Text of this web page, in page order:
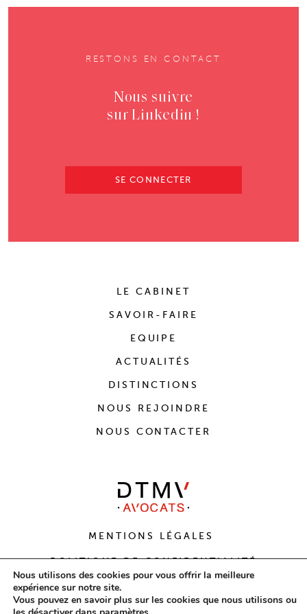
RESTONS EN CONTACT
Nous suivre
sur Linkedin !
SE CONNECTER
LE CABINET
SAVOIR-FAIRE
EQUIPE
ACTUALITÉS
DISTINCTIONS
NOUS REJOINDRE
NOUS CONTACTER
MENTIONS LÉGALES
POLITIQUE DE CONFIDENTIALITÉ
CONCEPTIONAVOCOM
PLEIN LES YEUX
Nous utilisons des cookies pour vous offrir la meilleure
expérience sur notre site.
Vous pouvez en savoir plus sur les cookies que nous utilisons ou